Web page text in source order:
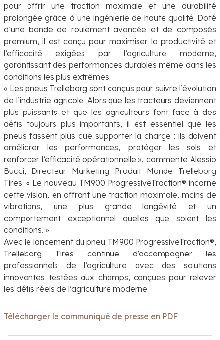
pour offrir une traction maximale et une durabilité
prolongée grâce à une ingénierie de haute qualité. Doté
d’une bande de roulement avancée et de composés
premium, il est conçu pour maximiser la productivité et
l’efficacité exigées par l’agriculture moderne,
garantissant des performances durables même dans les
conditions les plus extrêmes.
« Les pneus Trelleborg sont conçus pour suivre l’évolution
de l’industrie agricole. Alors que les tracteurs deviennent
plus puissants et que les agriculteurs font face à des
défis toujours plus importants, il est essentiel que les
pneus fassent plus que supporter la charge : ils doivent
améliorer les performances, protéger les sols et
renforcer l’efficacité opérationnelle », commente Alessio
Bucci, Directeur Marketing Produit Monde Trelleborg
Tires. « Le nouveau TM900 ProgressiveTraction® incarne
cette vision, en offrant une traction maximale, moins de
vibrations, une plus grande longévité et un
comportement exceptionnel quelles que soient les
conditions. »
Avec le lancement du pneu TM900 ProgressiveTraction®,
Trelleborg Tires continue d’accompagner les
professionnels de l’agriculture avec des solutions
innovantes testées aux champs, conçues pour relever
les défis réels de l’agriculture moderne.
Télécharger le communiqué de presse en PDF